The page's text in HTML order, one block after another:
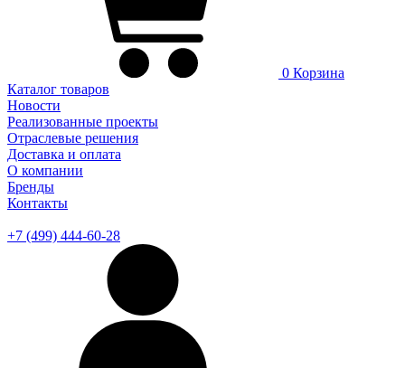
0 Корзина
Каталог товаров
Новости
Реализованные проекты
Отраслевые решения
Доставка и оплата
О компании
Бренды
Контакты
+7 (499) 444-60-28